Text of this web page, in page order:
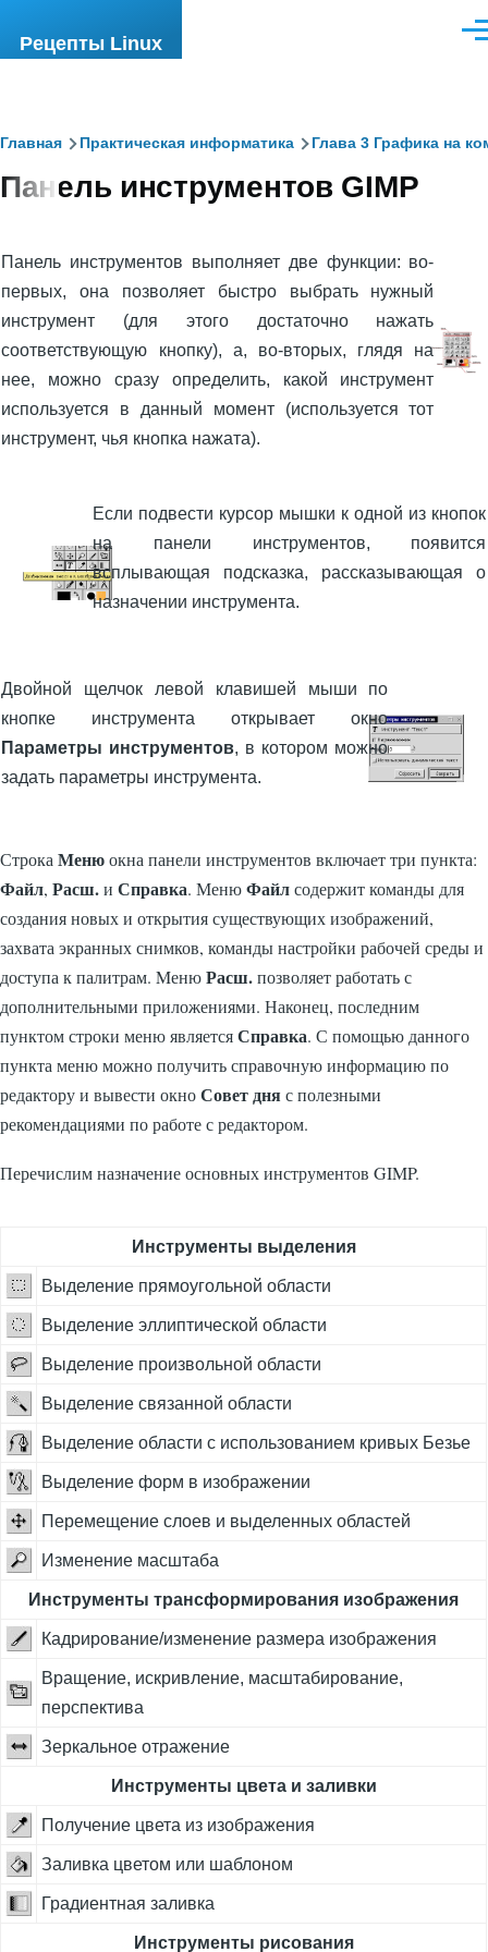
Рецепты Linux
Строка
навигации
Главная Практическая информатика Глава 3 Графика на
Панель инструментов GIMP
Панель инструментов выполняет две функции: во-
первых, она позволяет быстро выбрать нужный
инструмент (для этого достаточно нажать
соответствующую кнопку), а, во-вторых, глядя на
нее, можно сразу определить, какой инструмент
используется в данный момент (используется тот
инструмент, чья кнопка нажата).
Если подвести курсор мышки к одной из кнопок
на панели инструментов, появится
всплывающая подсказка, рассказывающая о
назначении инструмента.
Двойной щелчок левой клавишей мыши по
кнопке инструмента открывает окно
Параметры инструментов, в котором можно
задать параметры инструмента.
Строка Менюокна панели инструментов включает три пункта:
Файл, Расш.и Справка. МенюФайлсодержит команды для
создания новых и открытия существующих изображений,
захвата экранных снимков, команды настройки рабочей среды и
доступа к палитрам. MенюРасш.позволяет работать с
дополнительными приложениями. Наконец, последним
пунктом строки меню являетсяСправка. С помощью данного
пункта меню можно получить справочную информацию по
редактору и вывести окноСовет дняс полезными
рекомендациями по работе с редактором.
Перечислим назначение основных инструментов GIMP.
Инструменты выделения
Выделение прямоугольной области
Выделение эллиптической области
Выделение произвольной области
Выделение связанной области
Выделение области с использованием кривых Безье
Выделение форм в изображении
Перемещение слоев и выделенных областей
Изменение масштаба
Инструменты трансформирования изображения
Кадрирование/изменение размера изображения
Вращение, искривление, масштабирование,
перспектива
Зеркальное отражение
Инструменты цвета и заливки
Получение цвета из изображения
Заливка цветом или шаблоном
Градиентная заливка
Инструменты рисования